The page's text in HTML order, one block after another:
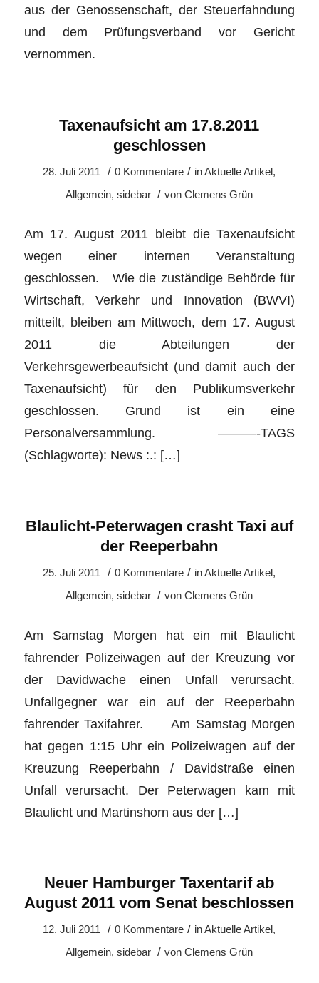
aus der Genossenschaft, der Steuerfahndung
und dem Prüfungsverband vor Gericht
vernommen.
Taxenaufsicht am 17.8.2011
geschlossen
28. Juli 2011 / 0 Kommentare / inAktuelle Artikel ,
Allgemein,sidebar / vonClemens Grün
Am 17. August 2011 bleibt die Taxenaufsicht
wegen einer internen Veranstaltung
geschlossen. Wie die zuständige Behörde für
Wirtschaft, Verkehr und Innovation (BWVI)
mitteilt, bleiben am Mittwoch, dem 17. August
2011 die Abteilungen der
Verkehrsgewerbeaufsicht (und damit auch der
Taxenaufsicht) für den Publikumsverkehr
geschlossen. Grund ist ein eine
Personalversammlung. ———-TAGS
(Schlagworte): News :.: […]
Blaulicht-Peterwagen crasht Taxi auf
der Reeperbahn
25. Juli 2011 / 0 Kommentare / inAktuelle Artikel ,
Allgemein,sidebar / vonClemens Grün
Am Samstag Morgen hat ein mit Blaulicht
fahrender Polizeiwagen auf der Kreuzung vor
der Davidwache einen Unfall verursacht.
Unfallgegner war ein auf der Reeperbahn
fahrender Taxifahrer. Am Samstag Morgen
hat gegen 1:15 Uhr ein Polizeiwagen auf der
Kreuzung Reeperbahn / Davidstraße einen
Unfall verursacht. Der Peterwagen kam mit
Blaulicht und Martinshorn aus der […]
Neuer Hamburger Taxentarif ab
August 2011 vom Senat beschlossen
12. Juli 2011 / 0 Kommentare / inAktuelle Artikel ,
Allgemein,sidebar / vonClemens Grün